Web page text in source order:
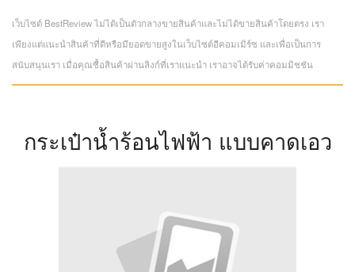
เว็บไซต์ BestReview ไม่ได้เป็นตัวกลางขายสินค้าและไม่ได้ขายสินค้าโดยตรง เรา
เพียงแต่แนะนำสินค้าที่ดีหรือมียอดขายสูงในเว็บไซต์อีคอมเมิร์ซ และเพื่อเป็นการ
สนับสนุนเรา เมื่อคุณซื้อสินค้าผ่านลิงก์ที่เราแนะนำ เราอาจได้รับค่าคอมมิชชัน
กระเป๋าน้ำร้อนไฟฟ้า แบบคาดเอว